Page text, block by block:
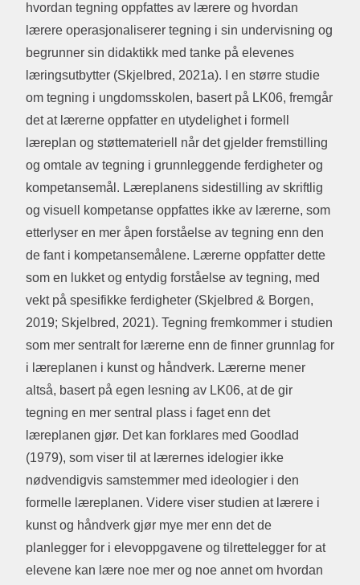
hvordan tegning oppfattes av lærere og hvordan
lærere operasjonaliserer tegning i sin undervisning og
begrunner sin didaktikk med tanke på elevenes
læringsutbytter (Skjelbred, 2021a). I en større studie
om tegning i ungdomsskolen, basert på LK06, fremgår
det at lærerne oppfatter en utydelighet i formell
læreplan og støttemateriell når det gjelder fremstilling
og omtale av tegning i grunnleggende ferdigheter og
kompetansemål. Læreplanens sidestilling av skriftlig
og visuell kompetanse oppfattes ikke av lærerne, som
etterlyser en mer åpen forståelse av tegning enn den
de fant i kompetansemålene. Lærerne oppfatter dette
som en lukket og entydig forståelse av tegning, med
vekt på spesifikke ferdigheter (Skjelbred & Borgen,
2019; Skjelbred, 2021). Tegning fremkommer i studien
som mer sentralt for lærerne enn de finner grunnlag for
i læreplanen i kunst og håndverk. Lærerne mener
altså, basert på egen lesning av LK06, at de gir
tegning en mer sentral plass i faget enn det
læreplanen gjør. Det kan forklares med Goodlad
(1979), som viser til at lærernes idelogier ikke
nødvendigvis samstemmer med ideologier i den
formelle læreplanen. Videre viser studien at lærere i
kunst og håndverk gjør mye mer enn det de
planlegger for i elevoppgavene og tilrettelegger for at
elevene kan lære noe mer og noe annet om hvordan